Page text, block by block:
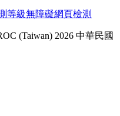
(Taiwan) 2026 中華民國